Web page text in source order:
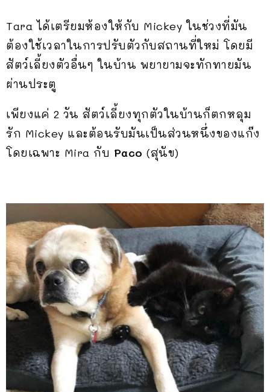
Tara ได้เตรียมห้องให้กับ Mickey ในช่วงที่มัน
ต้องใช้เวลาในการปรับตัวกับสถานที่ใหม่ โดยมี
สัตว์เลี้ยงตัวอื่นๆ ในบ้าน พยายามจะทักทายมัน
ผ่านประตู
เพียงแค่ 2 วัน สัตว์เลี้ยงทุกตัวในบ้านก็ตกหลุม
รัก Mickey และต้อนรับมันเป็นส่วนหนึ่งของแก๊ง
โดยเฉพาะ Mira กับ Paco (สุนัข)